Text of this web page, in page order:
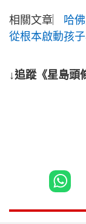
相關文章︳ 哈
從根本啟動孩
↓追蹤《星島頭